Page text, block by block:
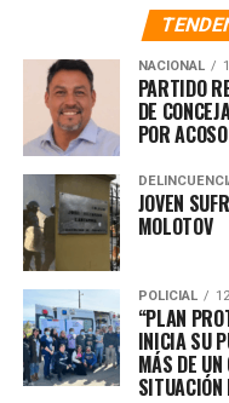
NACIONAL
PARTIDO
DE
POR
JOVEN
MOLOTOV
POLICIAL
“PLAN
INICIA SU
MÁS DE
SITUACIÓN